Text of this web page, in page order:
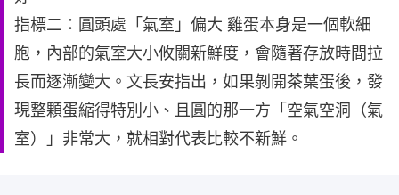
指標二：圓頭處「氣室」偏大 雞蛋本身是一個軟細
胞，內部的氣室大小攸關新鮮度，會隨著存放時間拉
長而逐漸變大。文長安指出，如果剝開茶葉蛋後，發
現整顆蛋縮得特別小、且圓的那一方「空氣空洞（氣
室）」非常大，就相對代表比較不新鮮。